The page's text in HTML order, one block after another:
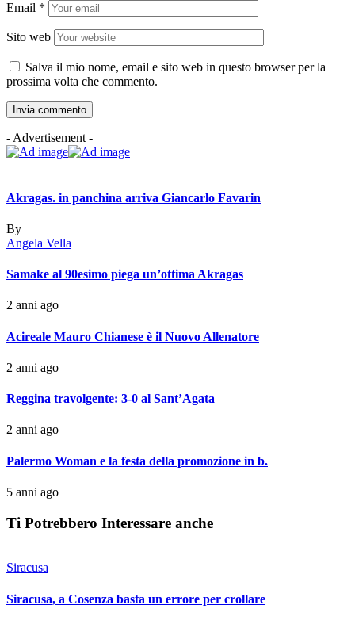
Email *
Sito web
Salva il mio nome, email e sito web in questo browser per la
prossima volta che commento.
- Advertisement -
Akragas. in panchina arriva Giancarlo Favarin
By
Angela Vella
Samake al 90esimo piega un’ottima Akragas
2 anni ago
Acireale Mauro Chianese è il Nuovo Allenatore
2 anni ago
Reggina travolgente: 3-0 al Sant’Agata
2 anni ago
Palermo Woman e la festa della promozione in b.
5 anni ago
Ti Potrebbero Interessare anche
Siracusa
Siracusa, a Cosenza basta un errore per crollare